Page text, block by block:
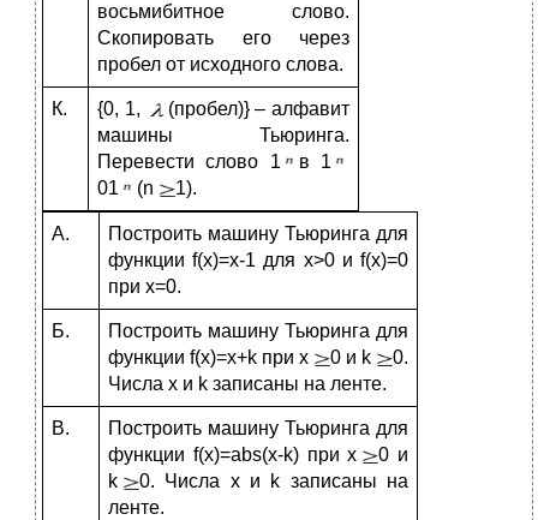
восьмибитное слово.
Скопировать его через
пробел от исходного слова.
К. {0, 1,
(пробел)} – алфавит
машины Тьюринга.
Перевести слово 1
в 1
01
(n 1).
А.
Построить машину Тьюринга для
функции f(x)=x-1 для x>0 и f(x)=0
при x=0.
Б.
Построить машину Тьюринга для
функции f(x)=x+k при x
0 и k
0.
Числа x и k записаны на ленте.
В.
Построить машину Тьюринга для
функции f(x)=abs(x-k) при x
0 и
k
0. Числа x и k записаны на
ленте.